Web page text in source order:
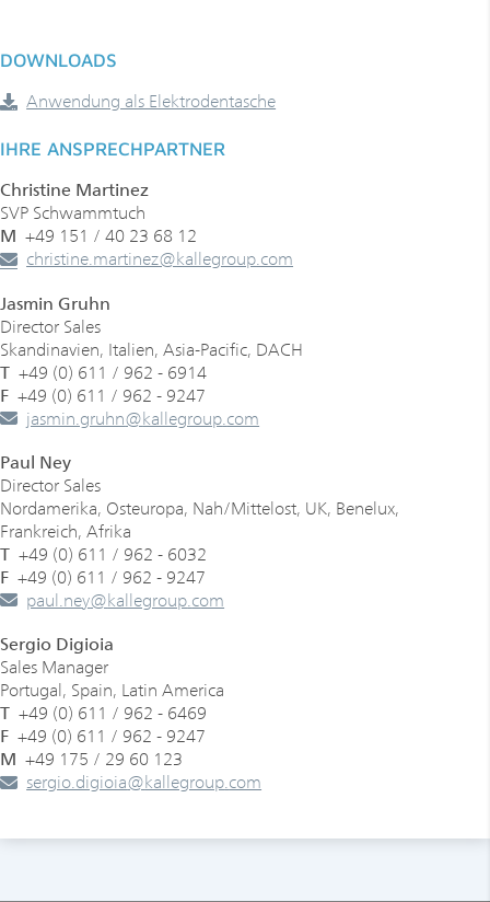
DOWNLOADS
Anwendung als Elektrodentasche
IHRE ANSPRECHPARTNER
Christine Martinez
SVP Schwammtuch
M +49 151 / 40 23 68 12
­­­christine.martinez@kallegroup.com
Jasmin Gruhn
Director Sales
Skandinavien, Italien, Asia-Pacific, DACH
T +49 (0) 611 / 962 - 6914
F +49 (0) 611 / 962 - 9247
­­­jasmin.gruhn@kallegroup com
Paul Ney
Director Sales
Nordamerika, Osteuropa, Nah/Mittelost, UK, Benelux,
Frankreich, Afrika
T +49 (0) 611 / 962 - 6032
F +49 (0) 611 / 962 - 9247
­­­paul.ney@kallegroup com
Sergio Digioia
Sales Manager
Portugal, Spain, Latin America
T +49 (0) 611 / 962 - 6469
F +49 (0) 611 / 962 - 9247
M +49 175 / 29 60 123
­­­sergio.digioia@kallegroup com